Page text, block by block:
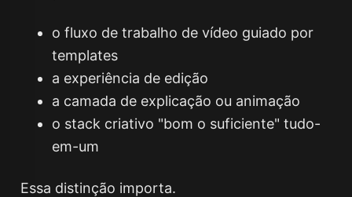
o fluxo de trabalho de vídeo guiado por
templates
a experiência de edição
a camada de explicação ou animação
o stack criativo "bom o suficiente" tudo-
em-um
Essa distinção importa.